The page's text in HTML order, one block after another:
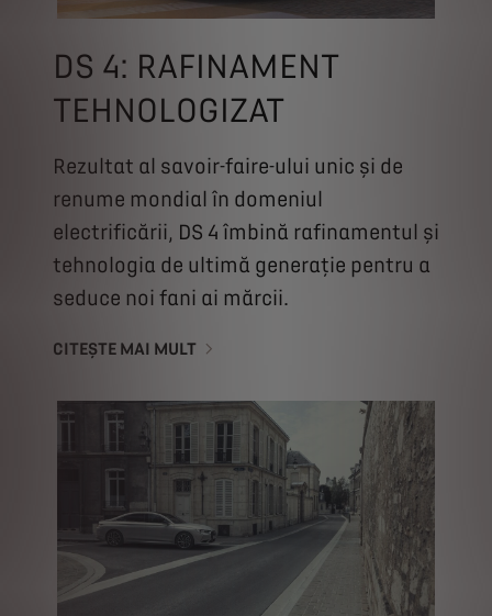
DS 4: RAFINAMENT
TEHNOLOGIZAT
Rezultat al savoir-faire-ului unic și de
renume mondial în domeniul
electrificării, DS 4 îmbină rafinamentul și
tehnologia de ultimă generație pentru a
seduce noi fani ai mărcii.
CITEȘTE MAI MULT